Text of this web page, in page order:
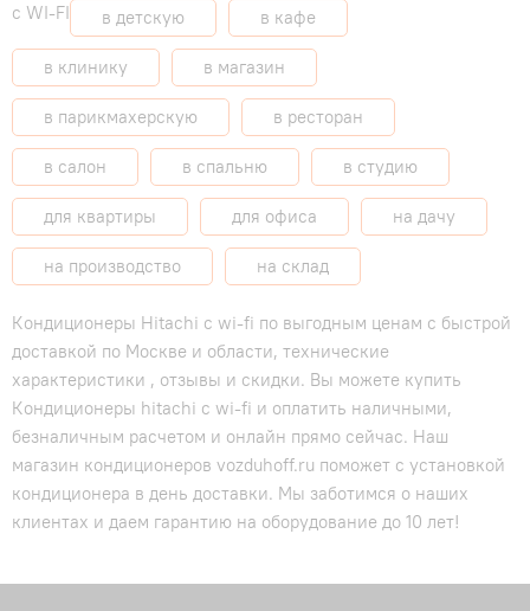
с WI-FI
в детскую в кафе
в клинику в магазин
в парикмахерскую в ресторан
в салон в спальню в студию
для квартиры для офиса на дачу
на производство на склад
Кондиционеры Hitachi с wi-fi по выгодным ценам с быстрой
доставкой по Москве и области, технические
характеристики , отзывы и скидки. Вы можете купить
Кондиционеры hitachi с wi-fi и оплатить наличными,
безналичным расчетом и онлайн прямо сейчас. Наш
магазин кондиционеров vozduhoff.ru поможет с установкой
кондиционера в день доставки. Мы заботимся о наших
клиентах и даем гарантию на оборудование до 10 лет!